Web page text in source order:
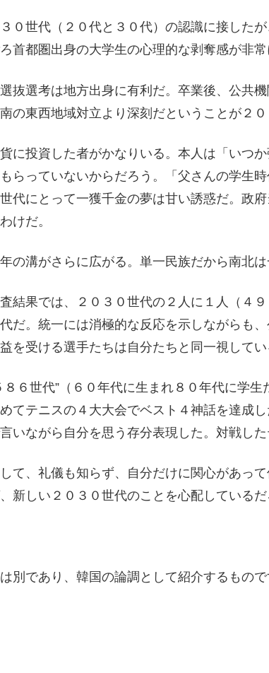
０世代（２０代と３０代）の認識に接した
首都圏出身の大学生の心理的な剥奪感が非
抜選考は地方出身に有利だ。卒業後、公共
の東西地域対立より深刻だということが２
に投資した者がかなりいる。本人は「いつ
らっていないからだろう。「父さんの学生
代にとって一獲千金の夢は甘い誘惑だ。政
けだ。
の溝がさらに広がる。単一民族だから南北
結果では、２０３０世代の２人に１人（４
だ。統一には消極的な反応を示しながらも
を受ける選手たちは自分たちと同一視してい
８６世代”（６０年代に生まれ８０年代に学
てテニスの４大大会でベスト４神話を達成
いながら自分を思う存分表現した。対戦し
て、礼儀も知らず、自分だけに関心があっ
新しい２０３０世代のことを心配しているだ
別であり、韓国の論調として紹介するもので